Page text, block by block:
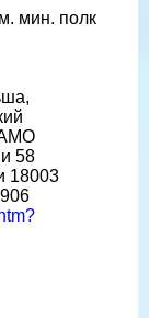
мин. полк
58
18003